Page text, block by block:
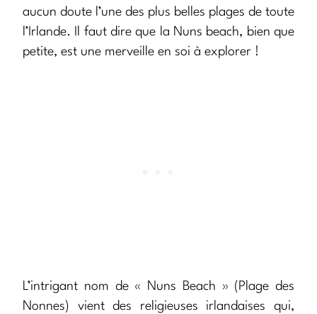
aucun doute l’une des plus belles plages de toute
l’Irlande. Il faut dire que la Nuns beach, bien que
petite, est une merveille en soi à explorer !
L’intrigant nom de « Nuns Beach » (Plage des
Nonnes) vient des religieuses irlandaises qui,